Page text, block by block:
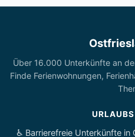
Über 16.000 Unterkünfte an
Finde Ferienwohnungen,
♿ Barrierefreie Unterkünfte